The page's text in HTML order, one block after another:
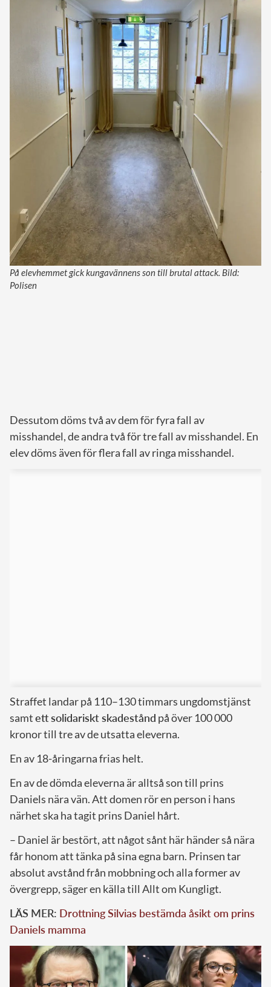
På elevhemmet gick kungavännens son till brutal attack. Bild:
Polisen
Dessutom döms två av dem för fyra fall av
misshandel, de andra två för tre fall av misshandel. En
elev döms även för flera fall av ringa misshandel.
Straffet landar på 110–130 timmars ungdomstjänst
samtett solidariskt skadestånd på över 100 000
kronor till tre av de utsatta eleverna.
En av 18-åringarna frias helt.
En av de dömda eleverna är alltså son till prins
Daniels nära vän. Att domen rör en person i hans
närhet ska ha tagit prins Daniel hårt.
– Daniel är bestört, att något sånt här händer så nära
får honom att tänka på sina egna barn. Prinsen tar
absolut avstånd från mobbning och alla former av
övergrepp, säger en källa till Allt om Kungligt.
LÄS MER: Drottning Silvias bestämda åsikt om prins
Daniels mamma